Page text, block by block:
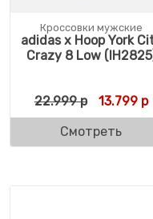
Кроссовки мужские
adidas x Hoop York
Crazy 8 Low
22.999р 13.799р
Смотреть